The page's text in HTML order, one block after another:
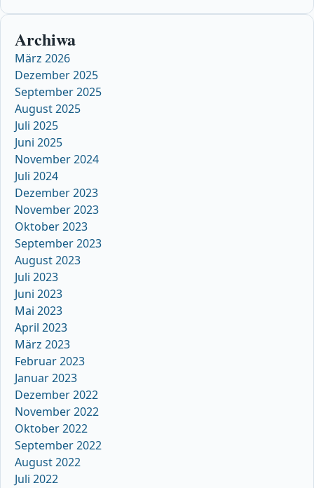
Archiwa
März 2026
Dezember 2025
September 2025
August 2025
Juli 2025
Juni 2025
November 2024
Juli 2024
Dezember 2023
November 2023
Oktober 2023
September 2023
August 2023
Juli 2023
Juni 2023
Mai 2023
April 2023
März 2023
Februar 2023
Januar 2023
Dezember 2022
November 2022
Oktober 2022
September 2022
August 2022
Juli 2022